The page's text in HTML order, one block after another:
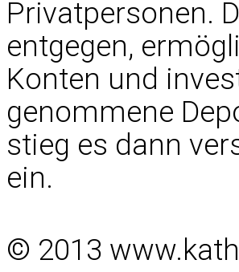
Privatpersonen.
entgegen,
Konten und
genommene
stieg es dann
ein.
© 2013